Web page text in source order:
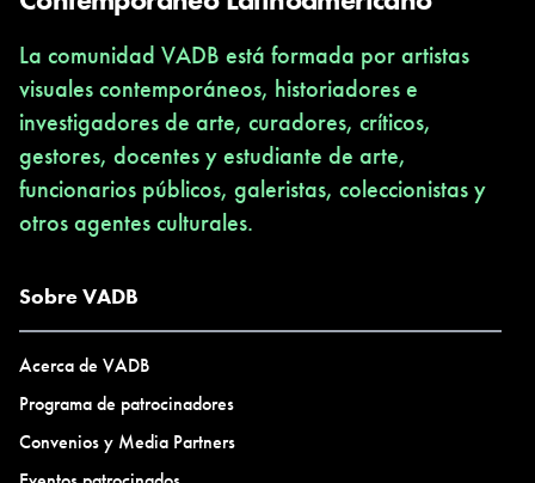
La comunidad VADB está formada por artistas
visuales contemporáneos, historiadores e
investigadores de arte, curadores, críticos,
gestores, docentes y estudiante de arte,
funcionarios públicos, galeristas, coleccionistas y
otros agentes culturales.
Sobre VADB
Acerca de VADB
Programa de patrocinadores
Convenios y Media Partners